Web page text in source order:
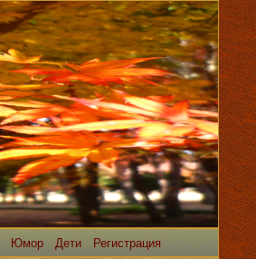
Юмор Дети Регистрация